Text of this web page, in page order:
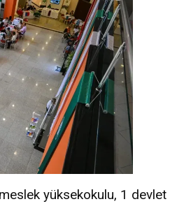
yüksekokulu, 1 devlet